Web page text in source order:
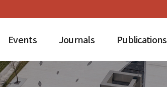
Events Journals Publications